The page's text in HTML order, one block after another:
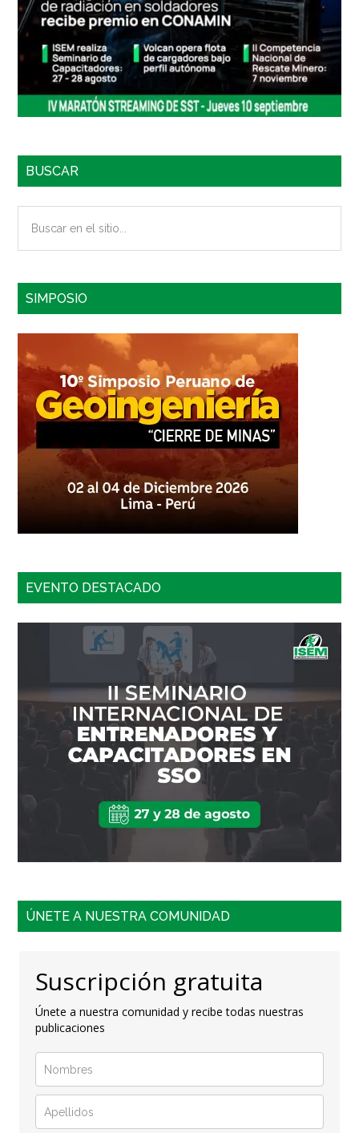
BUSCAR
SIMPOSIO
EVENTO DESTACADO
ÚNETE A NUESTRA COMUNIDAD
Suscripción gratuita
Únete a nuestra comunidad y recibe todas nuestras
publicaciones